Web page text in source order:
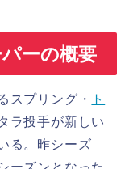
ーの概要
スプリング・
ト
ラ投手が新しい
る。昨シーズ